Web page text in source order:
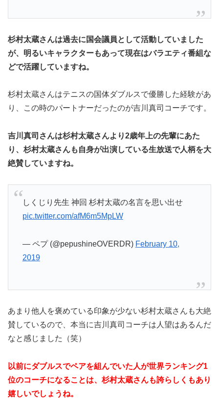
杉村太蔵さんは過去に国会議員として活動していました
が、明るいキャラクターもあって現在はバラエティ番組な
どで活躍していますね。
杉村太蔵さんはテニスの国体ダブルスで優勝した経験があ
り、この時のパートナーだったのが吉川真司コーチです。
吉川真司さんは杉村太蔵さんより2歳年上の先輩にあた
り、杉村太蔵さんも自身が出演している生放送で人柄を大
絶賛していますね。
しくじり先生 神回 杉村太蔵の名言を思い出せ
pic.twitter.com/afM6m5MpLW
— ペプ (@pepushineOVERDR) February 10,
2019
あまり他人を褒めている印象が少ない杉村太蔵さんも大絶
賛しているので、本当に吉川真司コーチは人望はあるんだ
なと感じました（笑）
以前にダブルスでペアを組んでいた人が世界ランキング1
位のコーチになることは、杉村太蔵さんも誇らしくもあり
嬉しいでしょうね。